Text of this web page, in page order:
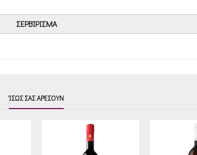
ΣΕΡΒΊΡΙΣΜΑ
ΊΣΩΣ ΣΑΣ ΑΡΈΣΟΥΝ